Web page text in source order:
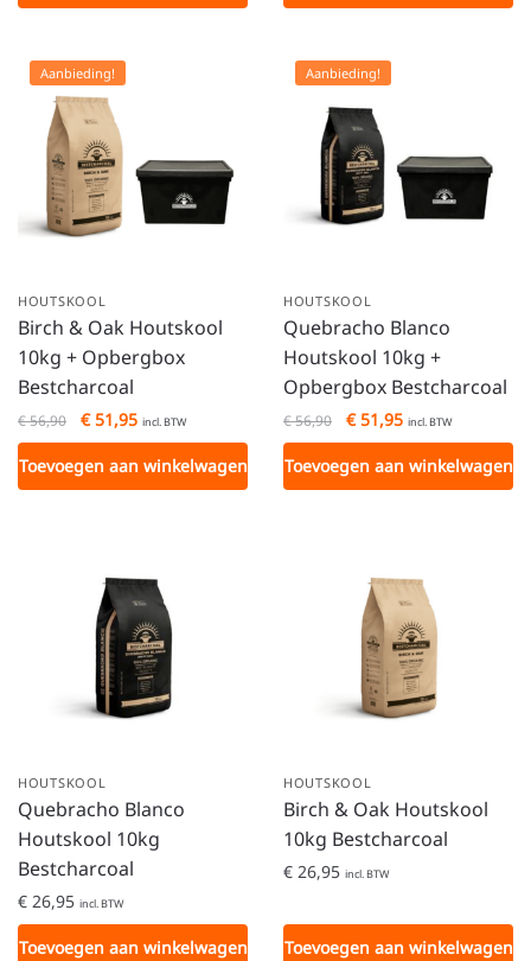
Aanbieding!
HOUTSKOOL
Birch & Oak Houtskool
10kg + Opbergbox
Bestcharcoal
€56,90 €51,95 incl. BTW
Toevoegen aan winkelwagen
Aanbieding!
HOUTSKOOL
Quebracho Blanco
Houtskool 10kg +
Opbergbox Bestcharcoal
€56,90 €51,95 incl. BTW
Toevoegen aan winkelwagen
HOUTSKOOL
Quebracho Blanco
Houtskool 10kg
Bestcharcoal
€ 26,95 incl. BTW
Toevoegen aan winkelwagen
HOUTSKOOL
Birch & Oak Houtskool
10kg Bestcharcoal
€ 26,95 incl. BTW
Toevoegen aan winkelwagen